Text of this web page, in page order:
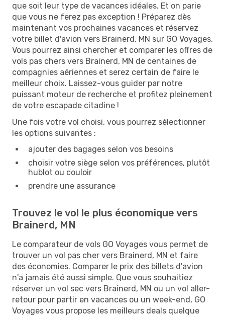
que soit leur type de vacances idéales. Et on parie
que vous ne ferez pas exception ! Préparez dès
maintenant vos prochaines vacances et réservez
votre billet d'avion vers Brainerd, MN sur GO Voyages.
Vous pourrez ainsi chercher et comparer les offres de
vols pas chers vers Brainerd, MN de centaines de
compagnies aériennes et serez certain de faire le
meilleur choix. Laissez-vous guider par notre
puissant moteur de recherche et profitez pleinement
de votre escapade citadine !
Une fois votre vol choisi, vous pourrez sélectionner
les options suivantes :
ajouter des bagages selon vos besoins
choisir votre siège selon vos préférences, plutôt
hublot ou couloir
prendre une assurance
Trouvez le vol le plus économique vers
Brainerd, MN
Le comparateur de vols GO Voyages vous permet de
trouver un vol pas cher vers Brainerd, MN et faire
des économies. Comparer le prix des billets d'avion
n'a jamais été aussi simple. Que vous souhaitiez
réserver un vol sec vers Brainerd, MN ou un vol aller-
retour pour partir en vacances ou un week-end, GO
Voyages vous propose les meilleurs deals quelque